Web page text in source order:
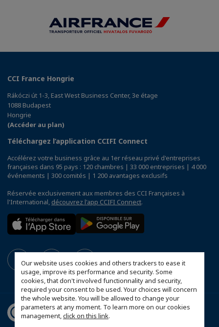
Our website uses cookies and others trackers to ease it
usage, improve its performance and security. Some
cookies, that don't involved functionnality and security,
required your consent to be used. Your choices will concern
the whole website. You will be allowed to change your
parameters at any moment. To learn more on our cookies
management,click on this link.
CCI France Hongrie
Rákóczi út 1-3, East West Business Center, 3e étage
1088 Budapest
Hongrie
(Accéder au plan)
Téléchargez l’application CCIFI Connect
Accélérez votre business grâce au 1er réseau privé d'entreprises
françaises dans 95 pays : 120 chambres | 33 000 entreprises | 4 000
événements | 300 comités | 1 200 avantages exclusifs
Réservée exclusivement aux membres des CCI Françaises à
l'International, découvrez l'app CCIFI Connect.